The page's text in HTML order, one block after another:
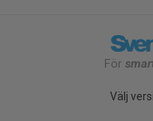
För
Välj